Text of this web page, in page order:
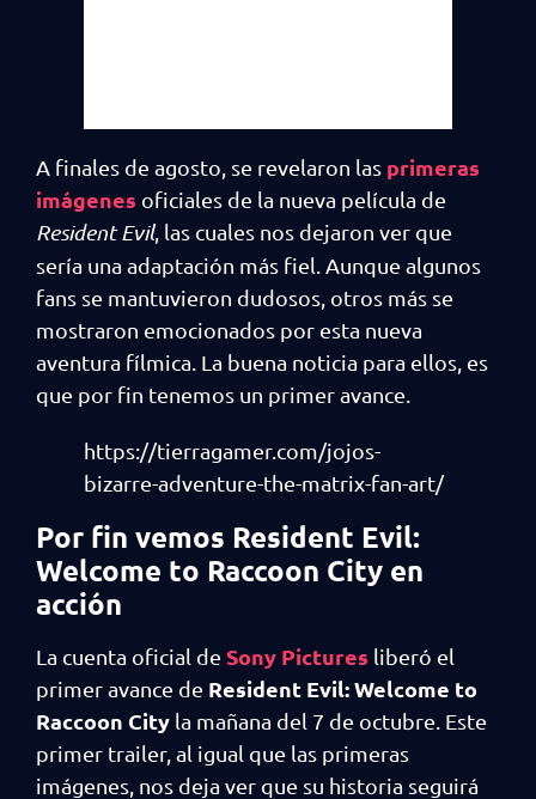
A finales de agosto, se revelaron las primeras
imágenes oficiales de la nueva película de
Resident Evil, las cuales nos dejaron ver que
sería una adaptación más fiel. Aunque algunos
fans se mantuvieron dudosos, otros más se
mostraron emocionados por esta nueva
aventura fílmica. La buena noticia para ellos, es
que por fin tenemos un primer avance.
https://tierragamer.com/jojos-
bizarre-adventure-the-matrix-fan-art/
Por fin vemos Resident Evil:
Welcome to Raccoon City en
acción
La cuenta oficial de Sony Pictures liberó el
primer avance de Resident Evil: Welcome to
Raccoon City la mañana del 7 de octubre. Este
primer trailer, al igual que las primeras
imágenes, nos deja ver que su historia seguirá